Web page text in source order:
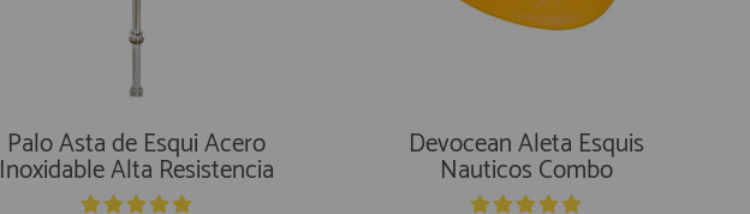
Palo Asta de Esqui Acero
Inoxidable Alta Resistencia
Devocean Aleta Esquis
Nauticos Combo